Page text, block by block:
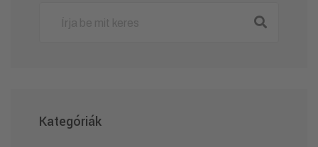
Kategóriák